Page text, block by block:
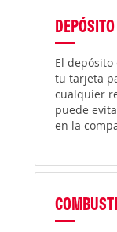
El
tu tarjeta
cualquier
puede
en la